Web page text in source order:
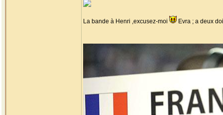
La bande à Henri ,excusez-moi Evra ; a deux